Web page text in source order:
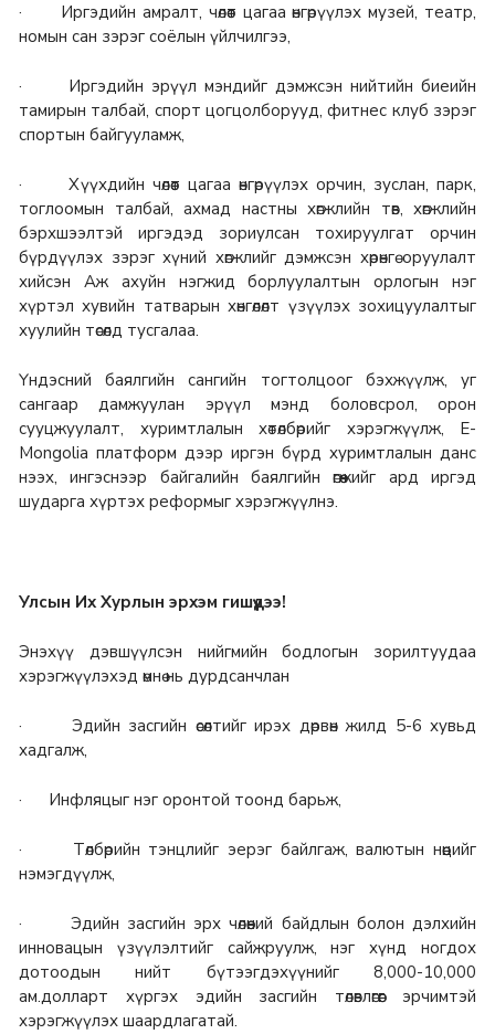
· Иргэдийн амралт, чөлөөт цагаа өнгөрүүлэх музей, театр,
номын сан зэрэг соёлын үйлчилгээ,
· Иргэдийн эрүүл мэндийг дэмжсэн нийтийн биеийн
тамирын талбай, спорт цогцолборууд, фитнес клуб зэрэг
спортын байгууламж,
· Хүүхдийн чөлөөт цагаа өнгөрүүлэх орчин, зуслан, парк,
тоглоомын талбай, ахмад настны хөгжлийн төв, хөгжлийн
бэрхшээлтэй иргэдэд зориулсан тохируулгат орчин
бүрдүүлэх зэрэг хүний хөгжлийг дэмжсэн хөрөнгө оруулалт
хийсэн Аж ахуйн нэгжид борлуулалтын орлогын нэг
хүртэл хувийн татварын хөнгөлөлт үзүүлэх зохицуулалтыг
хуулийн төсөлд тусгалаа.
Үндэсний баялгийн сангийн тогтолцоог бэхжүүлж, уг
сангаар дамжуулан эрүүл мэнд боловсрол, орон
сууцжуулалт, хуримтлалын хөтөлбөрийг хэрэгжүүлж, E-
Mongolia платформ дээр иргэн бүрд хуримтлалын данс
нээх, ингэснээр байгалийн баялгийн өгөөжийг ард иргэд
шударга хүртэх реформыг хэрэгжүүлнэ.
Улсын Их Хурлын эрхэм гишүүдээ!
Энэхүү дэвшүүлсэн нийгмийн бодлогын зорилтуудаа
хэрэгжүүлэхэд өмнө нь дурдсанчлан
· Эдийн засгийн өсөлтийг ирэх дөрвөн жилд 5-6 хувьд
хадгалж,
· Инфляцыг нэг оронтой тоонд барьж,
· Төлбөрийн тэнцлийг эерэг байлгаж, валютын нөөцийг
нэмэгдүүлж,
· Эдийн засгийн эрх чөлөөний байдлын болон дэлхийн
инновацын үзүүлэлтийг сайжруулж, нэг хүнд ногдох
дотоодын нийт бүтээгдэхүүнийг 8,000-10,000
ам.долларт хүргэх эдийн засгийн төлөвлөгөөг эрчимтэй
хэрэгжүүлэх шаардлагатай.